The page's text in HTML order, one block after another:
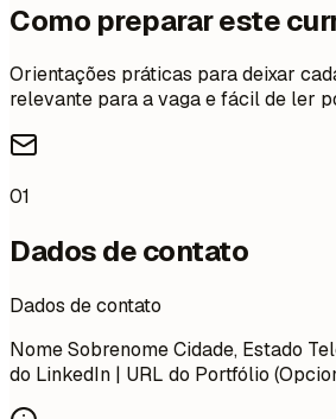
Como preparar este
Orientações práticas para deixar
relevante para a vaga e fácil de ler
01
Dados de contato
Dados de contato
Nome Sobrenome Cidade, Estado
do LinkedIn | URL do Portfólio